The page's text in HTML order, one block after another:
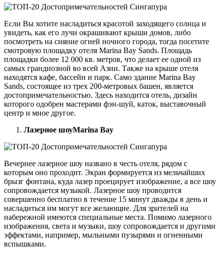
Если Вы хотите насладиться красотой заходящего солнца и
увидеть, как его лучи окрашивают крыши домов, либо
посмотреть на сияние огней ночного города, тогда посетите
смотровую площадку отеля Marina Bay Sands. Площадь
площадки более 12 000 кв. метров, что делает ее одной из
самых грандиозной во всей Азии. Также на крыше отеля
находятся кафе, бассейн и парк. Само здание Marina Bay
Sands, состоящее из трех 200-метровых башен, является
достопримечательностью. Здесь находится отель, дизайн
которого одобрен мастерами фэн-шуй, каток, выставочный
центр и мное другое.
Лазерное шоуMarina Bay
Вечернее лазерное шоу названо в честь отеля, рядом с
которым оно проходит. Экран формируется из мельчайших
брызг фонтана, куда лазер проецирует изображение, а все шоу
сопровождается музыкой. Лазерное шоу проводится
совершенно бесплатно в течение 15 минут дважды в день и
насладиться им могут все желающие. Для зрителей на
набережной имеются специальные места. Помимо лазерного
изображения, света и музыки, шоу сопровождается и другими
эффектами, например, мыльными пузырями и огненными
вспышками.